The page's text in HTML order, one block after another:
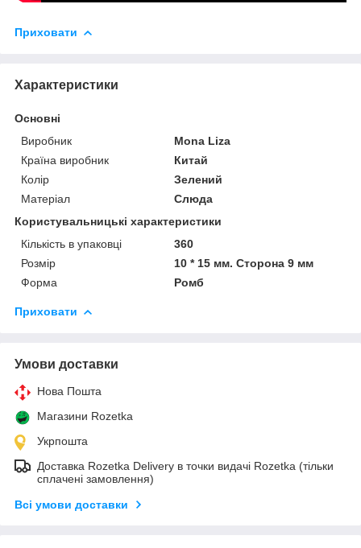
Приховати
Характеристики
Основні
Виробник
Mona Liza
Країна виробник
Китай
Колір
Зелений
Матеріал
Слюда
Користувальницькі характеристики
Кількість в упаковці
360
Розмір
10 * 15 мм. Сторона 9 мм
Форма
Ромб
Приховати
Умови доставки
Нова Пошта
Магазини Rozetka
Укрпошта
Доставка Rozetka Delivery в точки видачі Rozetka (тільки
сплачені замовлення)
Всі умови доставки